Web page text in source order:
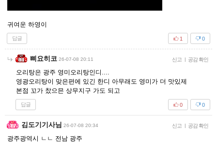
귀여운 하영이
답글 0
1
삐요히코 26-07-08 20:11 신고 공감 확인
오리탕은 광주 영미오리탕인디....
영광오리탕이 맞은편에 있긴 한디 아무래도 영미가 더 맛있제
본점 꼬가 찼으믄 상무지구 가도 되고
답글 0
0
김도기기사님 26-07-08 20:34 신고 공감 확인
광주광역시 ㄴㄴ 전남 광주